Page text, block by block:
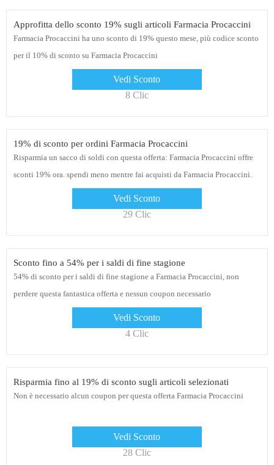
Approfitta dello sconto 19% sugli articoli Farmacia Procaccini
Farmacia Procaccini ha uno sconto di 19% questo mese, più codice sconto
per il 10% di sconto su Farmacia Procaccini
Vedi Sconto
8 Clic
19% di sconto per ordini Farmacia Procaccini
Risparmia un sacco di soldi con questa offerta: Farmacia Procaccini offre
sconti 19% ora. spendi meno mentre fai acquisti da Farmacia Procaccini.
Vedi Sconto
29 Clic
Sconto fino a 54% per i saldi di fine stagione
54% di sconto per i saldi di fine stagione a Farmacia Procaccini, non
perdere questa fantastica offerta e nessun coupon necessario
Vedi Sconto
4 Clic
Risparmia fino al 19% di sconto sugli articoli selezionati
Non è necessario alcun coupon per questa offerta Farmacia Procaccini
Vedi Sconto
28 Clic